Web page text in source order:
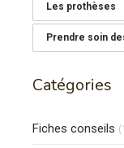
Les prothèses
Prendre soin
Catégories
Fiches conseils